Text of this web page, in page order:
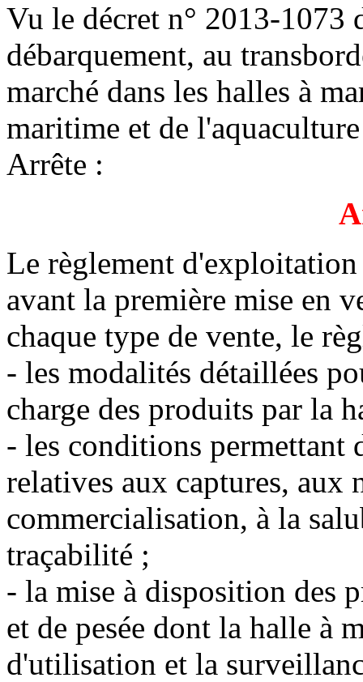
Vu le décret n° 2013-1073
débarquement, au
marché dans les halles à
maritime et de
Arrête :
Le règlement
avant la première mise en
chaque type de vente, le
- les modalités détaillées
charge des produits par la
- les conditions permettant
relatives aux captures, aux
commercialisation, à la
traçabilité ;
- la mise à disposition des
et de pesée dont la halle à
d'utilisation et la